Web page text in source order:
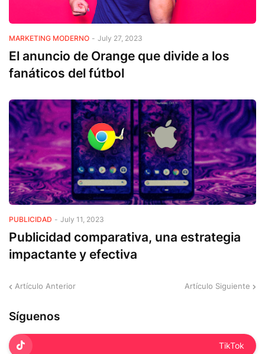
MARKETING MODERNO - July 27, 2023
El anuncio de Orange que divide a los
fanáticos del fútbol
PUBLICIDAD - July 11, 2023
Publicidad comparativa, una estrategia
impactante y efectiva
Artículo Anterior Artículo Siguiente
Síguenos
TikTok